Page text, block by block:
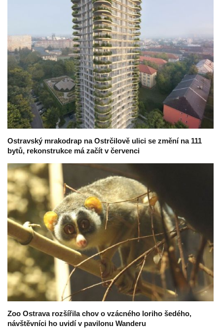
Ostravský mrakodrap na Ostrčilově ulici se změní na 111
bytů, rekonstrukce má začít v červenci
Zoo Ostrava rozšířila chov o vzácného loriho šedého,
návštěvníci ho uvidí v pavilonu Wanderu